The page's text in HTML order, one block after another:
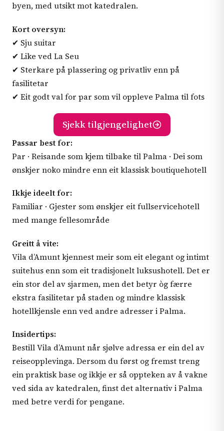
byen, med utsikt mot katedralen.
Kort oversyn:
✔ Sju suitar
✔ Like ved La Seu
✔ Sterkare på plassering og privatliv enn på
fasilitetar
✔ Eit godt val for par som vil oppleve Palma til fots
Sjekk tilgjengelighet
Passar best for:
Par · Reisande som kjem tilbake til Palma · Dei som
ønskjer noko mindre enn eit klassisk boutiquehotell
Ikkje ideelt for:
Familiar · Gjester som ønskjer eit fullservicehotell
med mange fellesområde
Greitt å vite:
Vila d’Amunt kjennest meir som eit elegant og intimt
suitehus enn som eit tradisjonelt luksushotell. Det er
ein stor del av sjarmen, men det betyr òg færre
ekstra fasilitetar på staden og mindre klassisk
hotellkjensle enn ved andre adresser i Palma.
Insidertips:
Bestill Vila d’Amunt når sjølve adressa er ein del av
reiseopplevinga. Dersom du først og fremst treng
ein praktisk base og ikkje er så oppteken av å vakne
ved sida av katedralen, finst det alternativ i Palma
med betre verdi for pengane.